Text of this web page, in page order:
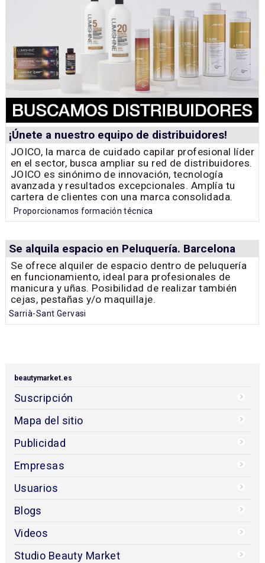
¡Únete a nuestro equipo de distribuidores!
JOICO, la marca de cuidado capilar profesional líder
en el sector, busca ampliar su red de distribuidores.
JOICO es sinónimo de innovación, tecnología
avanzada y resultados excepcionales. Amplía tu
cartera de clientes con una marca consolidada.
Proporcionamos formación técnica
Se alquila espacio en Peluquería. Barcelona
Se ofrece alquiler de espacio dentro de peluquería
en funcionamiento, ideal para profesionales de
manicura y uñas. Posibilidad de realizar también
cejas, pestañas y/o maquillaje.
Sarrià-Sant Gervasi
beautymarket.es
Suscripción
Mapa del sitio
Publicidad
Empresas
Usuarios
Blogs
Videos
Studio Beauty Market